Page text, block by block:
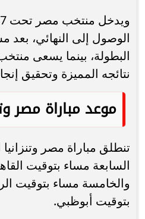
الوصول إلى النهائي،
البطولة، بينما يسعى
نتائجه المميزة وتحقيق
موعد مباراة مصر
تنطلق مباراة مصر
السابعة مساء بتوقيت
والخامسة مساء بتوقيت
بتوقيت أبوظبي.